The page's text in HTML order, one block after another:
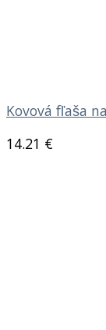
Kovová fľaša
14.21 €